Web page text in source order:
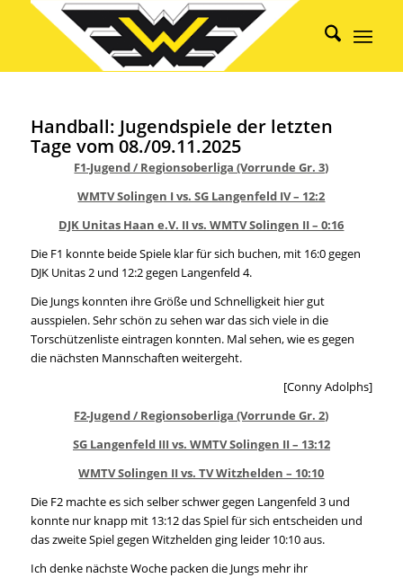
Handball: Jugendspiele der letzten
Tage vom 08./09.11.2025
F1-Jugend / Regionsoberliga (Vorrunde Gr. 3)
WMTV Solingen I vs. SG Langenfeld IV – 12:2
DJK Unitas Haan e.V. II vs. WMTV Solingen II – 0:16
Die F1 konnte beide Spiele klar für sich buchen, mit 16:0 gegen
DJK Unitas 2 und 12:2 gegen Langenfeld 4.
Die Jungs konnten ihre Größe und Schnelligkeit hier gut
ausspielen. Sehr schön zu sehen war das sich viele in die
Torschützenliste eintragen konnten. Mal sehen, wie es gegen
die nächsten Mannschaften weitergeht.
[Conny Adolphs]
F2-Jugend / Regionsoberliga (Vorrunde Gr. 2)
SG Langenfeld III vs. WMTV Solingen II – 13:12
WMTV Solingen II vs. TV Witzhelden – 10:10
Die F2 machte es sich selber schwer gegen Langenfeld 3 und
konnte nur knapp mit 13:12 das Spiel für sich entscheiden und
das zweite Spiel gegen Witzhelden ging leider 10:10 aus.
Ich denke nächste Woche packen die Jungs mehr ihr